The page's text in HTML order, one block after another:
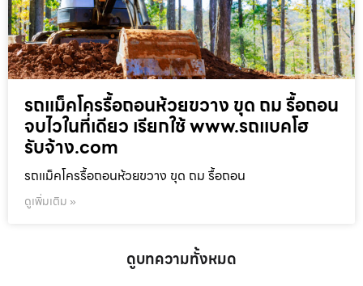
รถแม็คโครรื้อถอนห้วยขวาง ขุด ถม รื้อถอน
จบไวในที่เดียว เรียกใช้ www.รถแบคโฮ
รับจ้าง.com
รถแม็คโครรื้อถอนห้วยขวาง ขุด ถม รื้อถอน
ดูเพิ่มเติม »
ดูบทความทั้งหมด